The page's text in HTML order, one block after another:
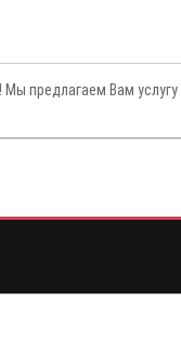
Мы предлагаем Вам услугу